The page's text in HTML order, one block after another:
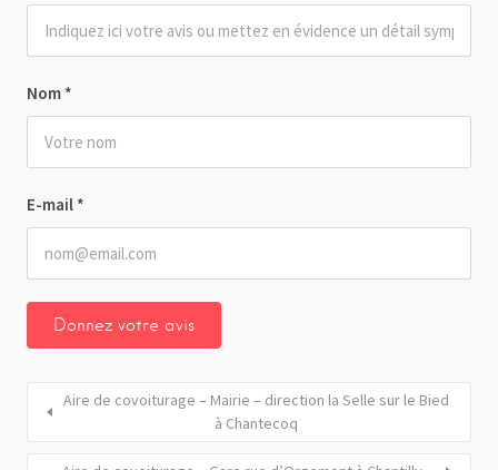
Nom *
E-mail *
Aire de covoiturage – Mairie – direction la Selle sur le Bied
à Chantecoq